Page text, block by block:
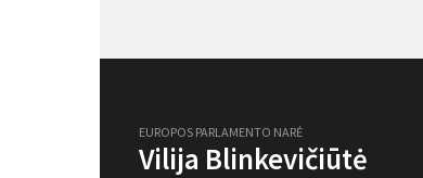
EUROPOS PARLAMENTO NARĖ
Vilija Blinkevičiūtė